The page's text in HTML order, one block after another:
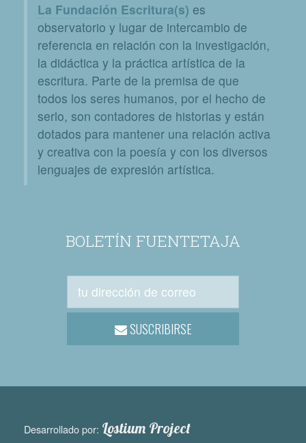
La Fundación Escritura(s) es
observatorio y lugar de intercambio de
referencia en relación con la investigación,
la didáctica y la práctica artística de la
escritura. Parte de la premisa de que
todos los seres humanos, por el hecho de
serlo, son contadores de historias y están
dotados para mantener una relación activa
y creativa con la poesía y con los diversos
lenguajes de expresión artística.
BOLETÍN FUENTETAJA
SUSCRIBIRSE
Desarrollado por: Lostium Project